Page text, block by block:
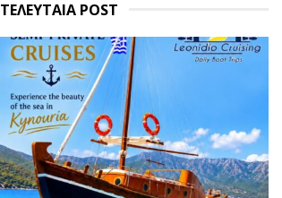
ΤΕΛΕΥΤΑΙΑ POST